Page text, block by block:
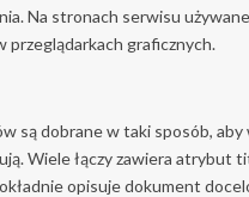
Na stronach serwisu
przeglądarkach graficznych.
są dobrane w taki sposób, aby
Wiele łączy zawiera atrybut
opisuje dokument